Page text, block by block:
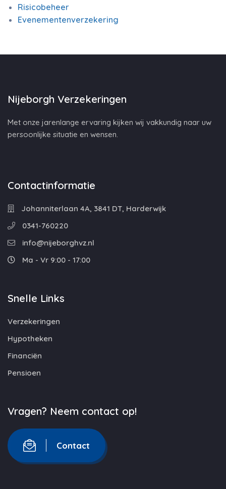
Risicobeheer
Evenementenverzekering
Nijeborgh Verzekeringen
Met onze jarenlange ervaring kijken wij vakkundig naar uw
persoonlijke situatie en wensen.
Contactinformatie
Johanniterlaan 4A, 3841 DT, Harderwijk
0341-760220
info@nijeborghvz.nl
Ma - Vr 9:00 - 17:00
Snelle Links
Verzekeringen
Hypotheken
Financiën
Pensioen
Vragen? Neem contact op!
Contact